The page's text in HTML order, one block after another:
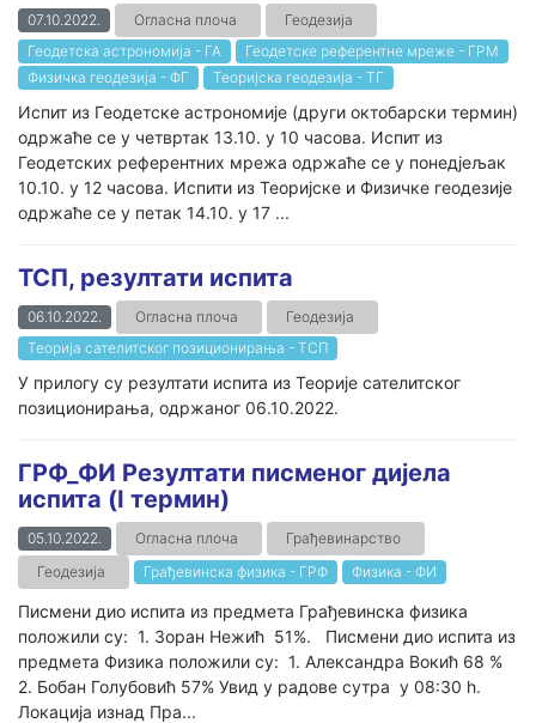
07.10.2022. Огласна плоча
Геодезија
Геодетска астрономија - ГА
Геодетске референтне мреже - ГРМ
Физичка геодезија - ФГ
Теоријска геодезија - ТГ
Испит из Геодетске астрономије (други октобарски термин)
одржаће се у четвртак 13.10. у 10 часова. Испит из
Геодетских референтних мрежа одржаће се у понедјељак
10.10. у 12 часова. Испити из Теоријске и Физичке геодезије
одржаће се у петак 14.10. у 17 ...
ТСП, резултати испита
06.10.2022. Огласна плоча
Геодезија
Теорија сателитског позиционирања - ТСП
У прилогу су резултати испита из Теорије сателитског
позиционирања, одржаног 06.10.2022.
ГРФ_ФИ Резултати писменог дијела
испита (I термин)
05.10.2022. Огласна плоча
Грађевинарство
Геодезија
Грађевинска физика - ГРФ Физика - ФИ
Писмени дио испита из предмета Грађевинска физика
положили су: 1. Зоран Нежић 51%. Писмени дио испита из
предмета Физика положили су: 1. Александра Вокић 68 %
2. Бобан Голубовић 57% Увид у радове сутра у 08:30 h.
Локација изнад Пра...